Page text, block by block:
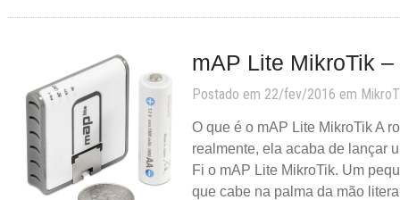
mAP Lite MikroTik
Postado em 22/fev/2016 em
O que é o mAP Lite MikroTik A
realmente, ela acaba de lançar
Fi o mAP Lite MikroTik. Um
que cabe na palma da mão